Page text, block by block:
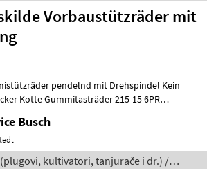
Vorbaustützräder mit
pendelnd mit Drehspindel Kein
Kotte Gummitasträder 215-15 6PR
Busch
kultivatori, tanjurače i dr.) /